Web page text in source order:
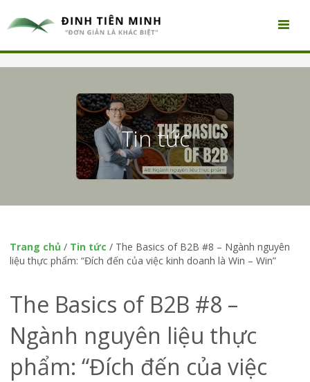
Tin tức
Trang chủ / Tin tức / The Basics of B2B #8 – Ngành nguyên
liệu thực phẩm: “Đích đến của việc kinh doanh là Win – Win”
The Basics of B2B #8 –
Ngành nguyên liệu thực
phẩm: “Đích đến của việc